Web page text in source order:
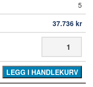
5
37.736 kr
LEGG I HANDLEKURV